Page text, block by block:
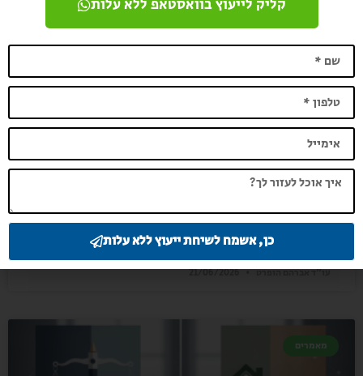
מה ההבדל בין גישור לבין ייצוג משפטי אצל
עו"ד אברהם הופרט?
כאשר ניצב בפנינו סכסוך משפטי, עולות שאלות רבות לגבי הדרך
הנכונה ביותר לפתור אותו. האם כדאי לפנות להליך של גישור,
המעודד פשרה והסכמה, או דווקא
עו"ד אברהם הופרט 21/06/2026
מאמרים
קליק לייעוץ בוואסטאפ ללא עלות
כן, אשמח לשיחת ייעוץ ללא עלות